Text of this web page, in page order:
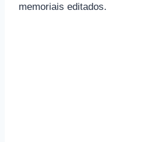
memoriais editados.